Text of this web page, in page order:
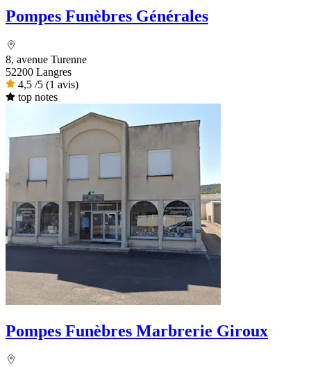
Pompes Funèbres Générales
8, avenue Turenne
52200 Langres
4,5 /5 (1 avis)
top notes
Pompes Funèbres Marbrerie Giroux